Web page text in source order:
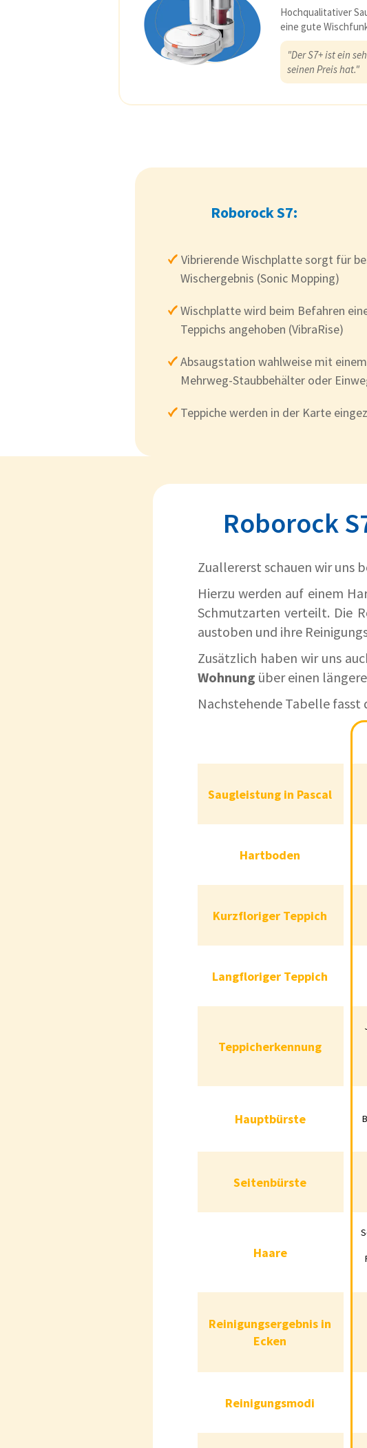
Hochqualitativer
eine gute
"Der S7+ ist ein
seinen Preis hat."
Roborock S7:
Vibrierende Wischplatte sorgt für
Wischergebnis (Sonic Mopping)
Wischplatte wird beim Befahren
Teppichs angehoben (VibraRise)
Absaugstation wahlweise mit einem
Mehrweg-Staubbehälter oder
Teppiche werden in der Karte
Roborock
Zuallererst schauen wir uns
Hierzu werden auf einem
Schmutzarten verteilt. Die
austoben und ihre
Zusätzlich haben wir uns
Wohnung über einen
Nachstehende Tabelle fasst
Teppicherkennung
Hauptbürste
Seitenbürste
Reinigungsergebnis in
Reinigungsmodi
Saugleistung in Pascal
Hartboden
Kurzfloriger Teppich
Langfloriger Teppich
Teppicherkennung
Hauptbürste
Seitenbürste
Haare
Reinigungsergebnis in
Ecken
Reinigungsmodi